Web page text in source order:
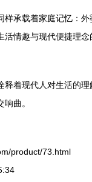
承载着家庭记忆：
情趣与现代便捷理
着现代人对生活的
曲。
product/73.html